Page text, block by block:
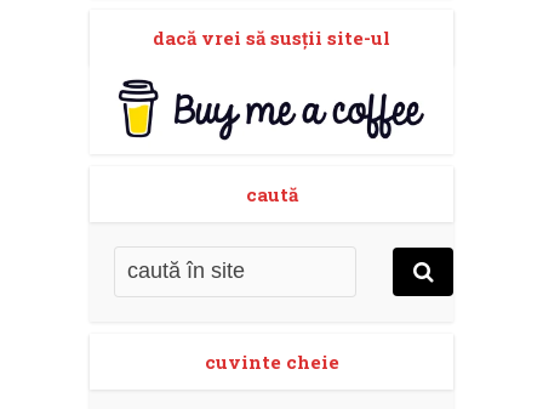
dacă vrei să susţii site-ul
caută
cuvinte cheie